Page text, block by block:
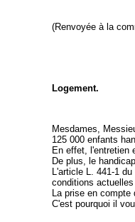
(Renvoyée à la
Logement.
Mesdames,
125 000 enfants
En effet, l'entretien
De plus, le
L'article L. 441-1
conditions
La prise en
C'est pourquoi il